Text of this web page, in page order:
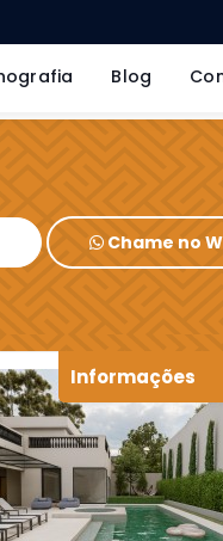
Blog
Chame no
Informações